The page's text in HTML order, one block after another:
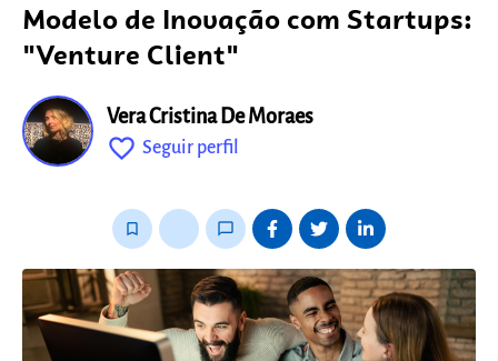
Modelo de Inovação com Startups:
"Venture Client"
Vera Cristina De Moraes
favorite_outline Seguir perfil
bookmark_border chat_bubble_outline